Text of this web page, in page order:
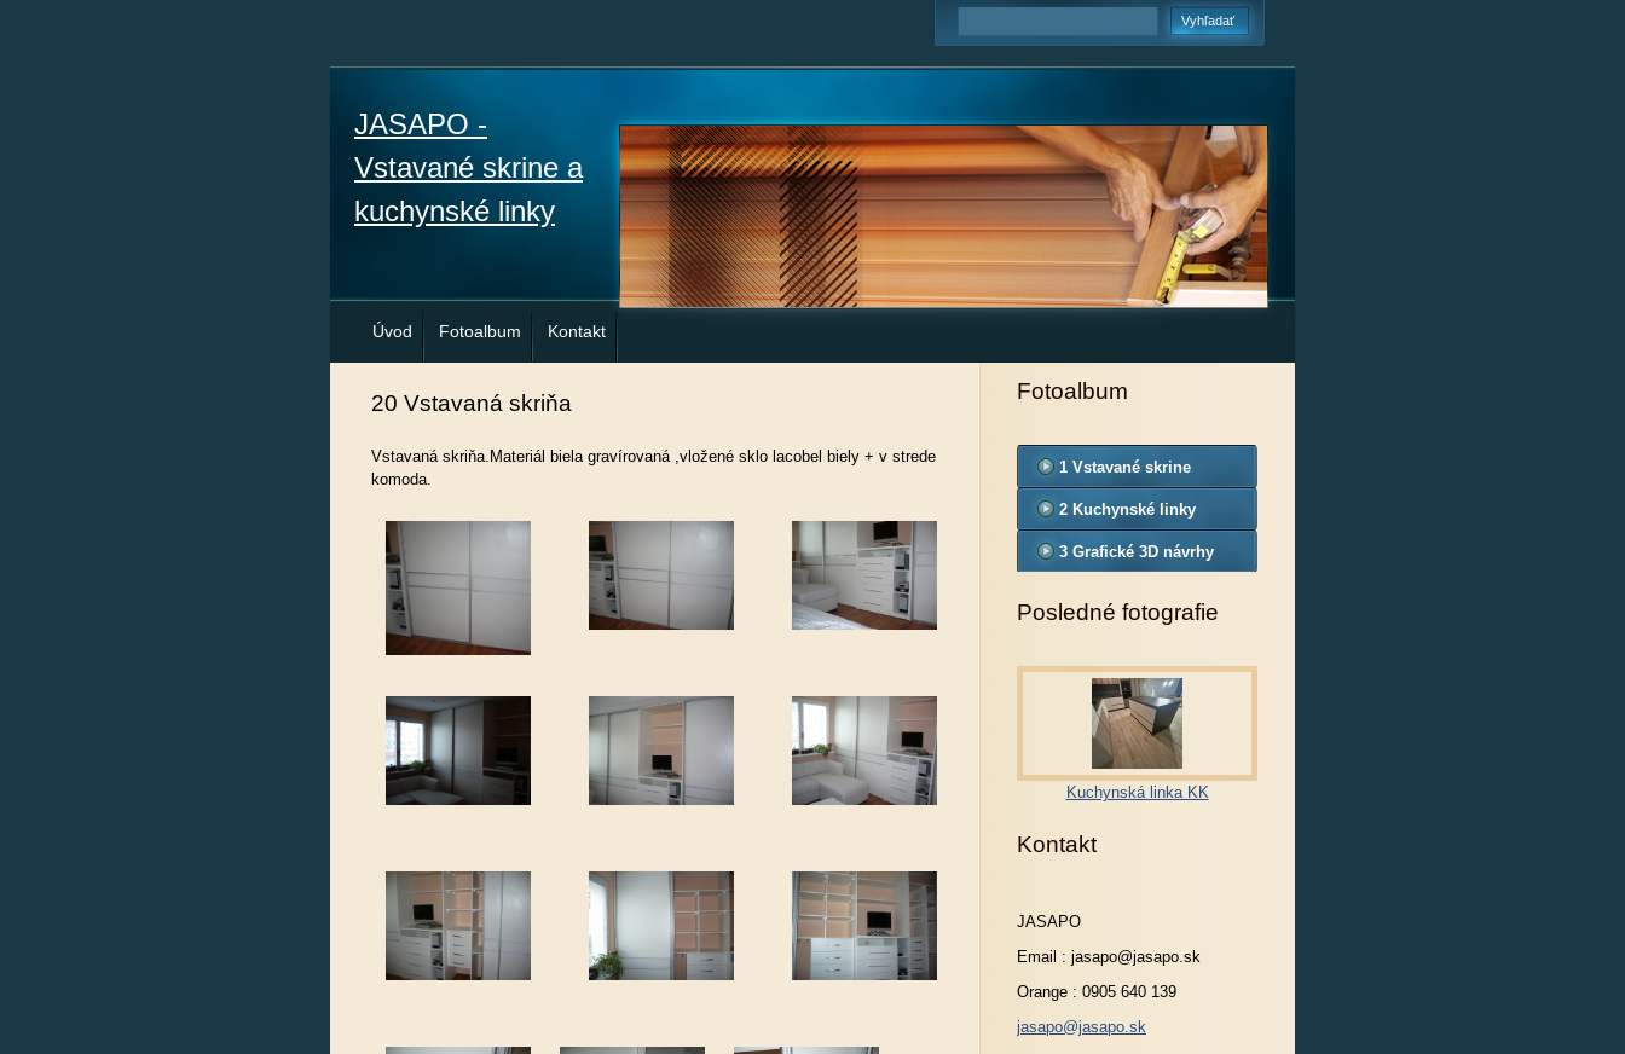
JASAPO -
Vstavané skrine a
kuchynské linky
Úvod Fotoalbum Kontakt
20 Vstavaná skriňa
Vstavaná skriňa.Materiál biela gravírovaná ,vložené sklo lacobel biely + v strede
komoda.
Fotoalbum
1 Vstavané skrine
2 Kuchynské linky
3 Grafické 3D návrhy
Posledné fotografie
Kuchynská linka KK
Kontakt
JASAPO
Email : jasapo@jasapo.sk
Orange : 0905 640 139
jasapo@jasapo.sk